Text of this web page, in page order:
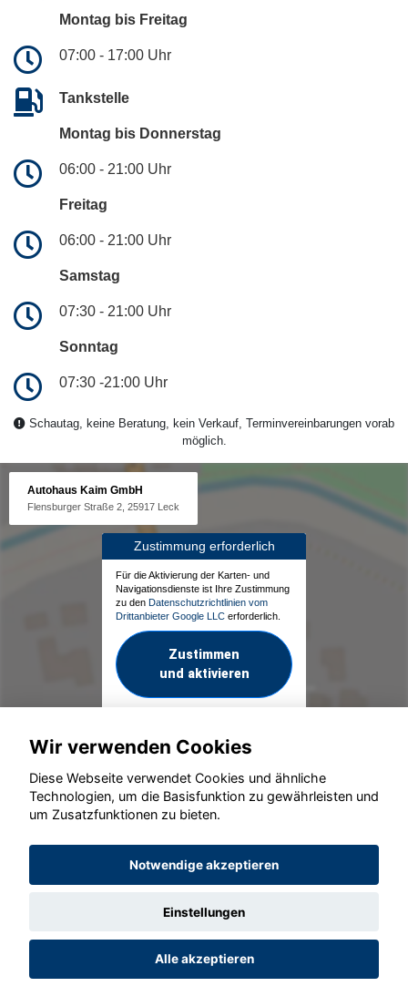
Montag bis Freitag
07:00 - 17:00 Uhr
Tankstelle
Montag bis Donnerstag
06:00 - 21:00 Uhr
Freitag
06:00 - 21:00 Uhr
Samstag
07:30 - 21:00 Uhr
Sonntag
07:30 -21:00 Uhr
Schautag, keine Beratung, kein Verkauf, Terminvereinbarungen vorab
möglich.
Autohaus Kaim GmbH
Flensburger Straße 2, 25917 Leck
Zustimmung erforderlich
Für die Aktivierung der Karten- und
Navigationsdienste ist Ihre Zustimmung
zu den Datenschutzrichtlinien vom
Drittanbieter Google LLC erforderlich.
Zustimmen
und aktivieren
© konjunkturmotor.de GmbH 2020 - 2026
Wir verwenden Cookies
Diese Webseite verwendet Cookies und ähnliche
Technologien, um die Basisfunktion zu gewährleisten und
um Zusatzfunktionen zu bieten.
Notwendige akzeptieren
Einstellungen
Alle akzeptieren